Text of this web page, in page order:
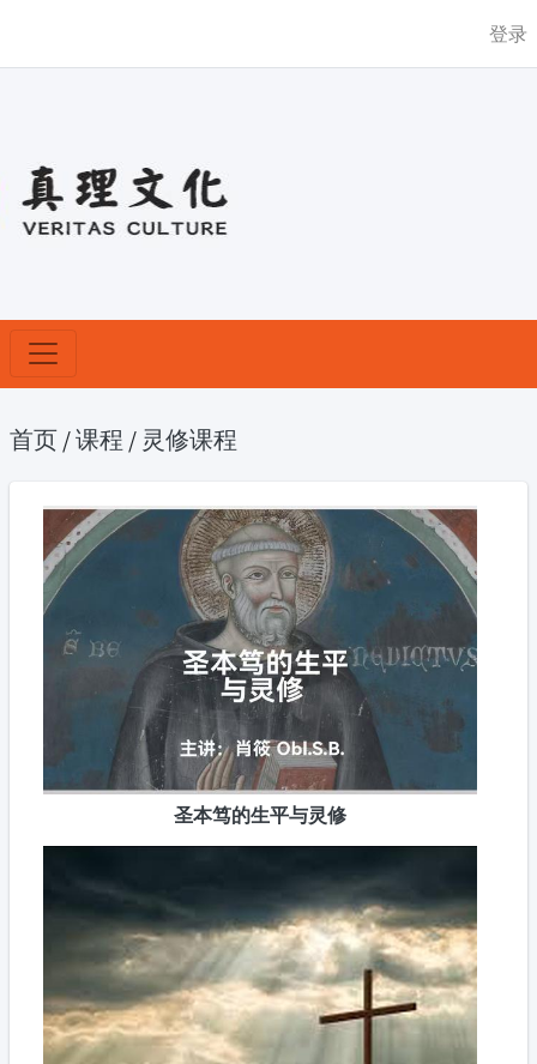
登录
首页 /课程 / 灵修课程
圣本笃的生平与灵修